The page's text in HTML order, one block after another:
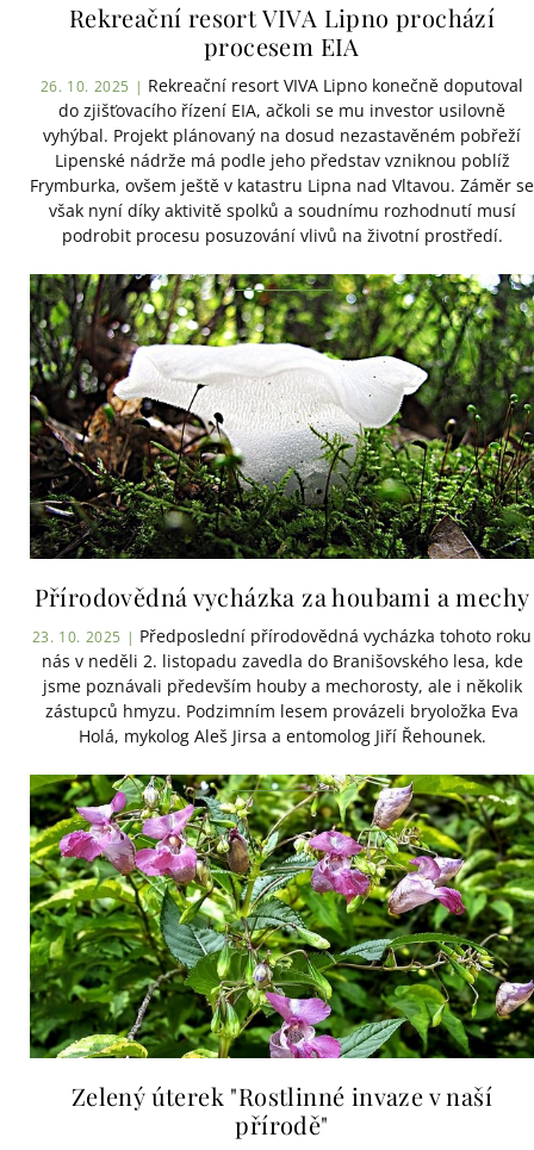
Rekreační resort VIVA Lipno prochází
procesem EIA
26. 10. 2025 | Rekreační resort VIVA Lipno konečně doputoval
do zjišťovacího řízení EIA, ačkoli se mu investor usilovně
vyhýbal. Projekt plánovaný na dosud nezastavěném pobřeží
Lipenské nádrže má podle jeho představ vzniknou poblíž
Frymburka, ovšem ještě v katastru Lipna nad Vltavou. Záměr se
však nyní díky aktivitě spolků a soudnímu rozhodnutí musí
podrobit procesu posuzování vlivů na životní prostředí.
Přírodovědná vycházka za houbami a mechy
23. 10. 2025 | Předposlední přírodovědná vycházka tohoto roku
nás v neděli 2. listopadu zavedla do Branišovského lesa, kde
jsme poznávali především houby a mechorosty, ale i několik
zástupců hmyzu. Podzimním lesem provázeli bryoložka Eva
Holá, mykolog Aleš Jirsa a entomolog Jiří Řehounek.
Zelený úterek "Rostlinné invaze v naší
přírodě"